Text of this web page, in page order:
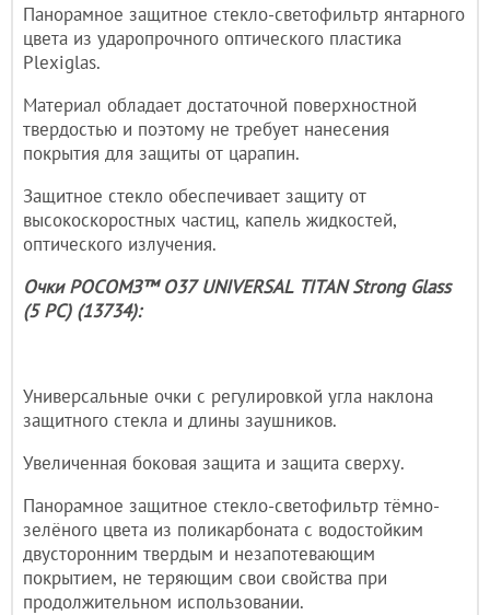
Панорамное защитное стекло-светофильтр янтарного
цвета из ударопрочного оптического пластика
Plexiglas.
Материал обладает достаточной поверхностной
твердостью и поэтому не требует нанесения
покрытия для защиты от царапин.
Защитное стекло обеспечивает защиту от
высокоскоростных частиц, капель жидкостей,
оптического излучения.
Очки РОСОМЗ™ О37 UNIVERSAL TITAN Strong Glass
(5 PC) (13734):
Универсальные очки с регулировкой угла наклона
защитного стекла и длины заушников.
Увеличенная боковая защита и защита сверху.
Панорамное защитное стекло-светофильтр тёмно-
зелёного цвета из поликарбоната с водостойким
двусторонним твердым и незапотевающим
покрытием, не теряющим свои свойства при
продолжительном использовании.